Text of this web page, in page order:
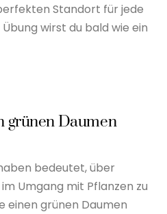
Standort für jede
wirst du bald wie ein
grünen Daumen
bedeutet, über
Umgang mit Pflanzen zu
einen grünen Daumen